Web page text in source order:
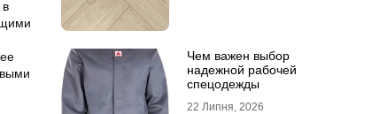
Чем важен выбор
надежной рабочей
спецодежды
22 Липня, 2026